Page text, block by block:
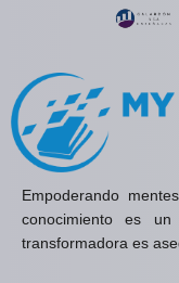
Empoderando
conocimiento es
transformadora es